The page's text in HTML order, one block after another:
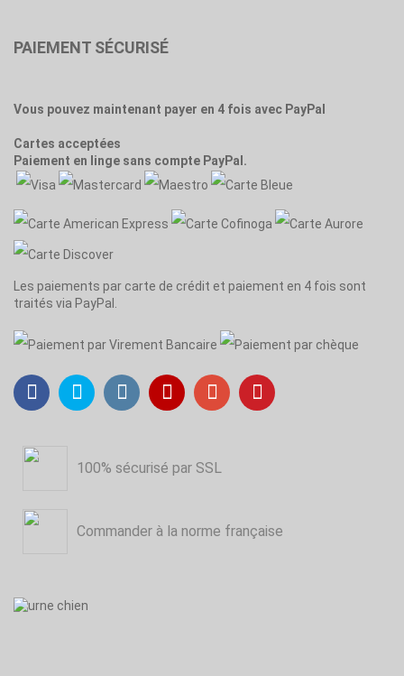
PAIEMENT SÉCURISÉ
Vous pouvez maintenant payer en 4 fois avec PayPal
Cartes acceptées
Paiement en linge sans compte PayPal.
Les paiements par carte de crédit et paiement en 4 fois sont
traités via PayPal.
100% sécurisé par SSL
Commander à la norme française